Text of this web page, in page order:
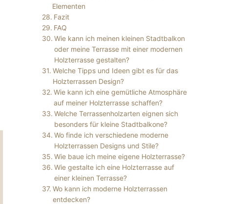
Elementen
Fazit
FAQ
Wie kann ich meinen kleinen Stadtbalkon
oder meine Terrasse mit einer modernen
Holzterrasse gestalten?
Welche Tipps und Ideen gibt es für das
Holzterrassen Design?
Wie kann ich eine gemütliche Atmosphäre
auf meiner Holzterrasse schaffen?
Welche Terrassenholzarten eignen sich
besonders für kleine Stadtbalkone?
Wo finde ich verschiedene moderne
Holzterrassen Designs und Stile?
Wie baue ich meine eigene Holzterrasse?
Wie gestalte ich eine Holzterrasse auf
einer kleinen Terrasse?
Wo kann ich moderne Holzterrassen
entdecken?